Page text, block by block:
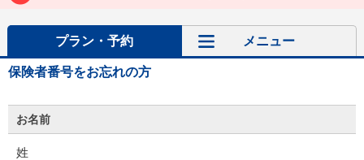
プラン・予約 メニュー
保険者番号をお忘れの方
お名前
姓